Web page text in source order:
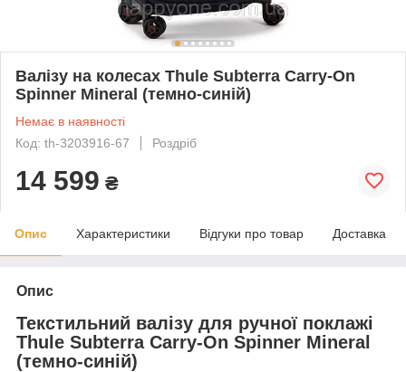
Валізу на колесах Thule Subterra Carry-On
Spinner Mineral (темно-синій)
Немає в наявності
Код: th-3203916-67
Роздріб
14 599 ₴
Опис Характеристики Відгуки про товар Доставка
Опис
Текстильний валізу для ручної поклажі
Thule Subterra Carry-On Spinner Mineral
(темно-синій)